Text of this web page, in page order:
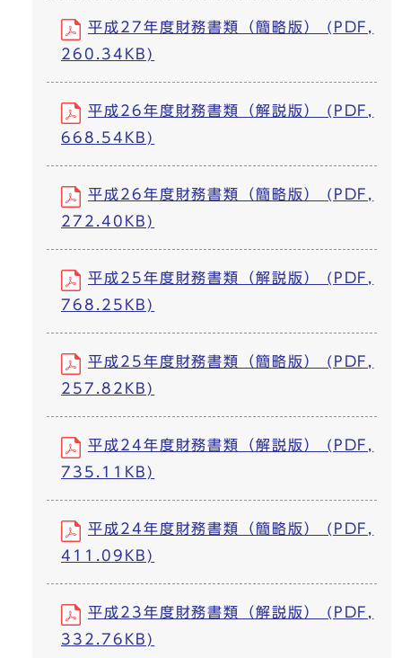
平成27年度財務書類（簡略版） (PDF,
260.34KB)
平成26年度財務書類（解説版） (PDF,
668.54KB)
平成26年度財務書類（簡略版） (PDF,
272.40KB)
平成25年度財務書類（解説版） (PDF,
768.25KB)
平成25年度財務書類（簡略版） (PDF,
257.82KB)
平成24年度財務書類（解説版） (PDF,
735.11KB)
平成24年度財務書類（簡略版） (PDF,
411.09KB)
平成23年度財務書類（解説版） (PDF,
332.76KB)